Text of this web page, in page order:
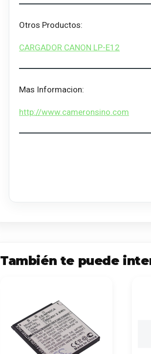
Otros Productos:
CARGADOR CANON LP-E12
Mas Informacion:
http://www.cameronsino.com
También te puede